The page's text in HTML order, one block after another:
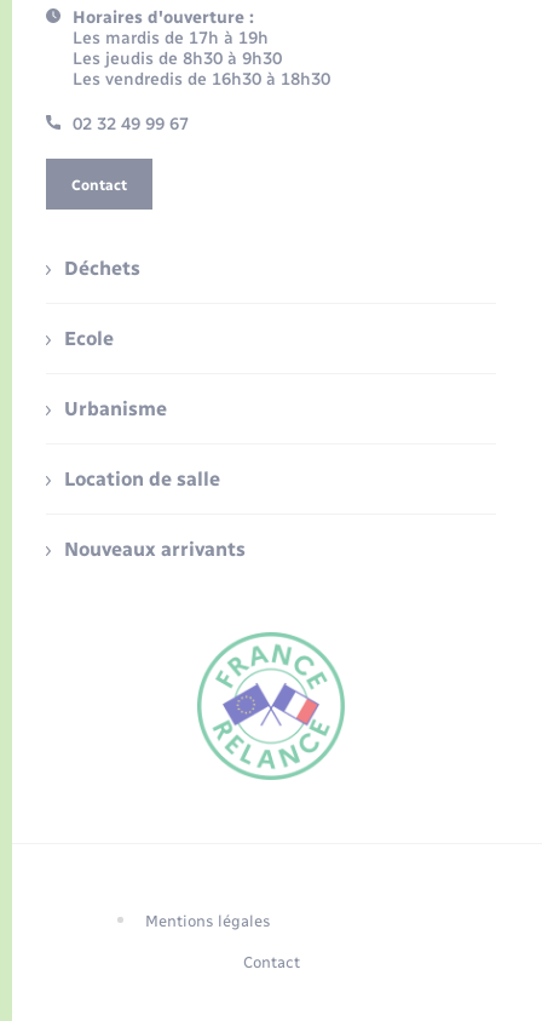
Horaires d'ouverture :
Les mardis de 17h à 19h
Les jeudis de 8h30 à 9h30
Les vendredis de 16h30 à 18h30
02 32 49 99 67
Contact
Déchets
Ecole
Urbanisme
Location de salle
Nouveaux arrivants
Mentions légales
Contact